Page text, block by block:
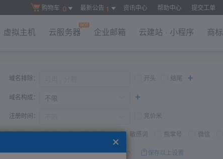
购物车 0 最新公告 1 资讯中心 帮助中心 提交工单
虚拟主机 云服务器 企业邮箱 云建站 · 小程序 商标
域名排除： 开头 结尾 +
域名构成： +
注册时间： 竞价米
高外链 建站历史 建站记录 敏感词 熊掌号 微信
开始查询 恢复默认 收起高级搜索 保存以上设置